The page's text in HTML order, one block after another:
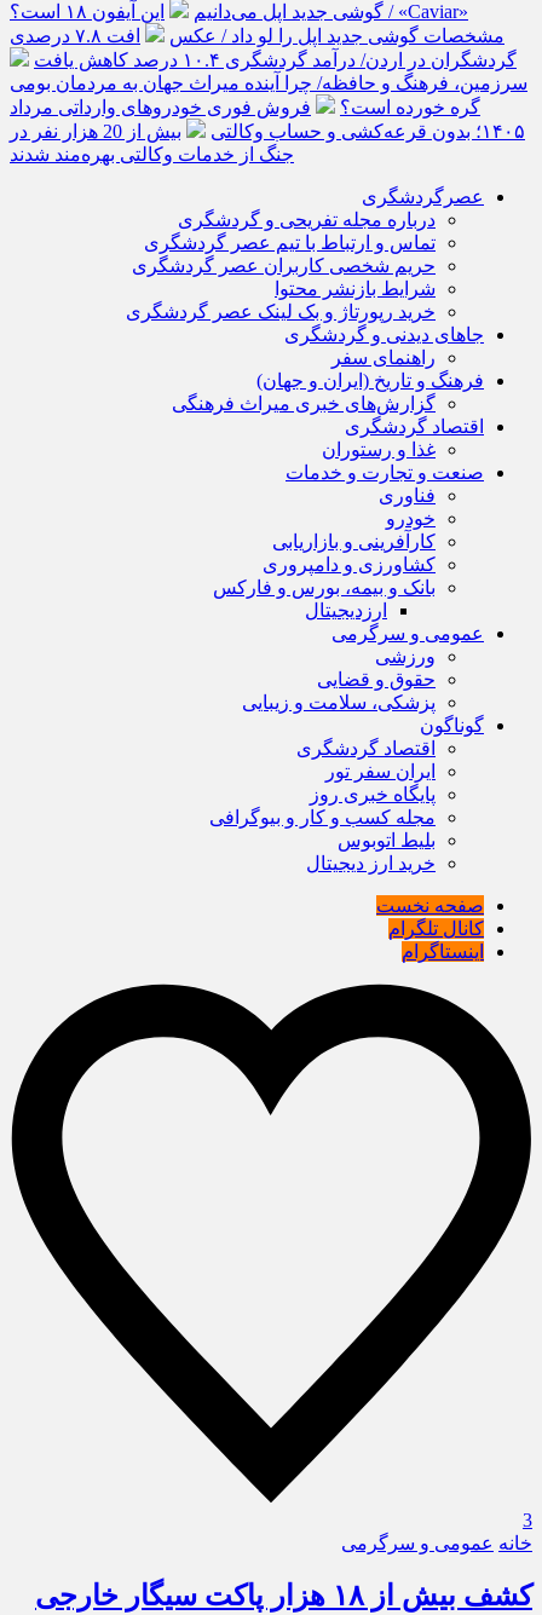
گوشی جدید اپل می‌دانیم
این آیفون ۱۸ است؟ / «Caviar»
مشخصات گوشی جدید اپل را لو داد / عکس
افت ۷.۸ درصدی
گردشگران در اردن/ درآمد گردشگری ۱۰.۴ درصد کاهش یافت
سرزمین، فرهنگ و حافظه/ چرا آینده میراث جهان به مردمان بومی
گره خورده است؟
فروش فوری خودروهای وارداتی مرداد
۱۴۰۵؛ بدون قرعه‌کشی و حساب وکالتی
بیش از 20 هزار نفر در
جنگ از خدمات وکالتی بهره‌مند شدند
عصرگردشگری
درباره مجله تفریحی و گردشگری
تماس و ارتباط با تیم عصر گردشگری
حریم شخصی کاربران عصر گردشگری
شرایط بازنشر محتوا
خرید رپورتاژ و بک لینک عصر گردشگری
جاهای دیدنی و گردشگری
راهنمای سفر
فرهنگ و تاریخ (ایران و جهان)
گزارش‌های خبری میراث فرهنگی
اقتصاد گردشگری
غذا و رستوران
صنعت و تجارت و خدمات
فناوری
خودرو
کارآفرینی و بازاریابی
کشاورزی و دامپروری
بانک و بیمه، بورس و فارکس
ارزدیجیتال
عمومی و سرگرمی
ورزشی
حقوق و قضایی
پزشکی، سلامت و زیبایی
گوناگون
اقتصاد گردشگری
ایران سفر تور
پایگاه خبری روز
مجله کسب و کار و بیوگرافی
بلیط اتوبوس
خرید ارز دیجیتال
صفحه نخست
کانال تلگرام
اینستاگرام
3
خانه عمومی و سرگرمی
کشف بیش از ۱۸ هزار پاکت سیگار خارجی